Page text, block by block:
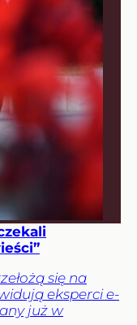
się na
eksperci e-
już w